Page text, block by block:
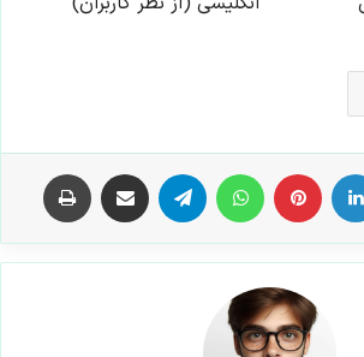
لینکدین ‫پین‌ترست تلگرام اشتراک گذاری از طریق ایمیل